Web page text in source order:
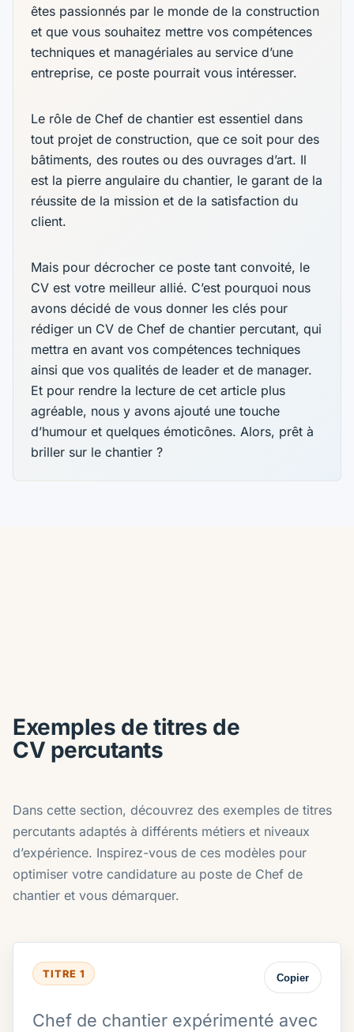
êtes passionnés par le monde de la construction
et que vous souhaitez mettre vos compétences
techniques et managériales au service d’une
entreprise, ce poste pourrait vous intéresser.
Le rôle de Chef de chantier est essentiel dans
tout projet de construction, que ce soit pour des
bâtiments, des routes ou des ouvrages d’art. Il
est la pierre angulaire du chantier, le garant de la
réussite de la mission et de la satisfaction du
client. ️
Mais pour décrocher ce poste tant convoité, le
CV est votre meilleur allié. C’est pourquoi nous
avons décidé de vous donner les clés pour
rédiger un CV de Chef de chantier percutant, qui
mettra en avant vos compétences techniques
ainsi que vos qualités de leader et de manager.
Et pour rendre la lecture de cet article plus
agréable, nous y avons ajouté une touche
d’humour et quelques émoticônes. Alors, prêt à
briller sur le chantier ?
Exemples de titres de
CV percutants
Dans cette section, découvrez des exemples de titres
percutants adaptés à différents métiers et niveaux
d’expérience. Inspirez-vous de ces modèles pour
optimiser votre candidature au poste de Chef de
chantier et vous démarquer.
TITRE 1 Copier
Chef de chantier expérimenté avec